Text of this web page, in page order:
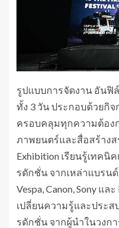
รูปแบบการจัดงาน อันฟิ
ทั้ง 3 วัน ประกอบด้วยกิ
ครอบคลุมทุกความต้อง
ภาพยนตร์และสื่อสร้างส
Exhibition เรียนรู้เทคนิ
รดักชั่น จากเหล่าแบรนด์
Vespa, Canon, Sony แ
เปลี่ยนความรู้และประ
รดักชั่น จากผู้นำในวงก